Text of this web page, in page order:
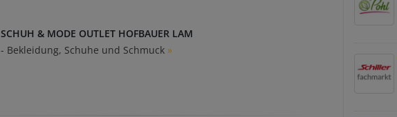
SCHUH & MODE OUTLET HOFBAUER LAM
- Bekleidung, Schuhe und Schmuck»